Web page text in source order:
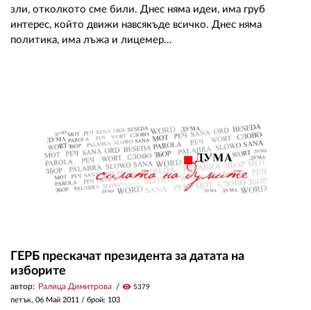
зли, отколкото сме били. Днес няма идеи, има груб
интерес, който движи навсякъде всичко. Днес няма
политика, има лъжа и лицемер...
ГЕРБ прескачат президента за датата на
изборите
автор: Ралица Димитрова visibility 5379
петък, 06 Май 2011 / брой: 103